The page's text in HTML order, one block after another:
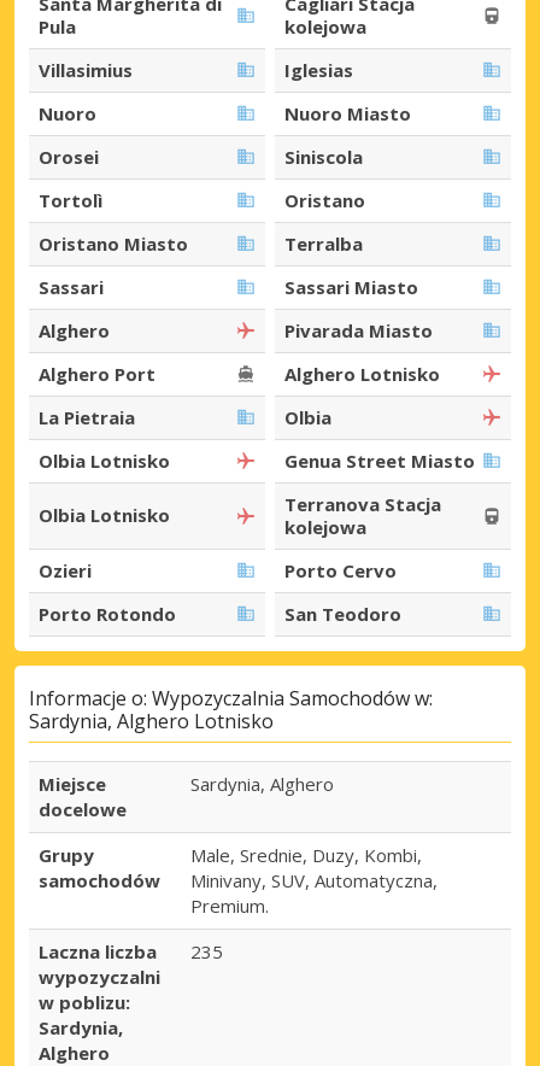
Pula
kolejowa
Villasimius
Iglesias
Nuoro
Nuoro Miasto
Orosei
Siniscola
Tortolì
Oristano
Oristano Miasto
Terralba
Sassari
Sassari Miasto
Alghero
Pivarada Miasto
Alghero Port
Alghero Lotnisko
La Pietraia
Olbia
Olbia Lotnisko
Genua Street Miasto
Olbia Lotnisko
Terranova Stacja
kolejowa
Ozieri
Porto Cervo
Porto Rotondo
San Teodoro
Informacje o: Wypozyczalnia Samochodów w:
Sardynia, Alghero Lotnisko
Miejsce
docelowe
Sardynia, Alghero
Grupy
samochodów
Male, Srednie, Duzy, Kombi,
Minivany, SUV, Automatyczna,
Premium.
Laczna liczba
wypozyczalni
w poblizu:
Sardynia,
Alghero
235